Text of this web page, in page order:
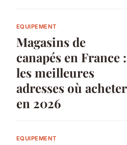
EQUIPEMENT
Magasins de
canapés en France :
les meilleures
adresses où acheter
en 2026
EQUIPEMENT